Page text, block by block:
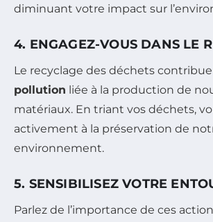
diminuant votre impact sur
4. ENGAGEZ-VOUS DANS LE
Le recyclage des déchets
pollution liée à la production de
matériaux. En triant vos déchets,
activement à la préservation de
environnement.
5. SENSIBILISEZ VOTRE
Parlez de l’importance de ces